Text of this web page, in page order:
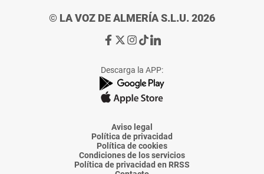
© LA VOZ DE ALMERÍA S.L.U. 2026
Ir
de
La
Voz
Almería
Ir
de
La
Voz
Almería
Ir
de
La
Voz
Almería
Ir
de
La
Voz
Almería
Ir
de
La
Voz
Descarga la APP:
Aviso legal
Política de privacidad
Política de cookies
Condiciones de los servicios
Política de privacidad en RRSS